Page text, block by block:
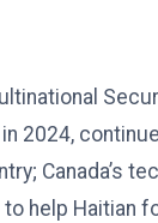
2024,
Canada’s
help Haitian